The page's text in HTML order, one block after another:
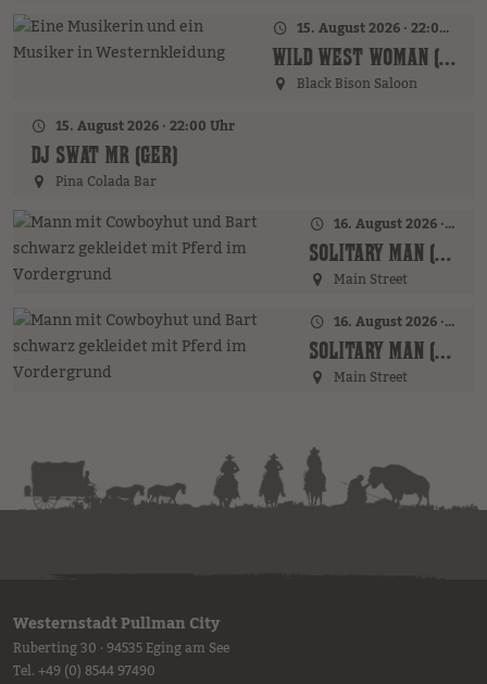
15. August 2026 · 22:00 Uhr
WILD WEST WOMAN (GER)
Black Bison Saloon
15. August 2026 · 22:00 Uhr
DJ SWAT MR (GER)
Pina Colada Bar
16. August 2026 · 16:00 Uhr – 17:00 Uhr
SOLITARY MAN (GER)
Main Street
16. August 2026 · 19:00 Uhr
SOLITARY MAN (GER)
Main Street
Westernstadt Pullman City
Ruberting 30 · 94535 Eging am See
Tel. +49 (0) 8544 97490